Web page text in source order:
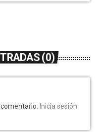
(0)
Inicia sesión